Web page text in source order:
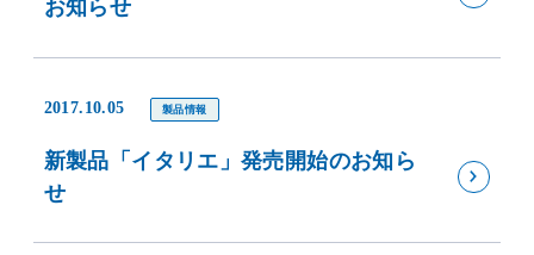
お知らせ
2017.10.05 製品情報
新製品「イタリエ」発売開始のお知ら
せ